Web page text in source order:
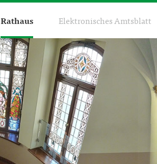
Rathaus Elektronisches Amtsblatt